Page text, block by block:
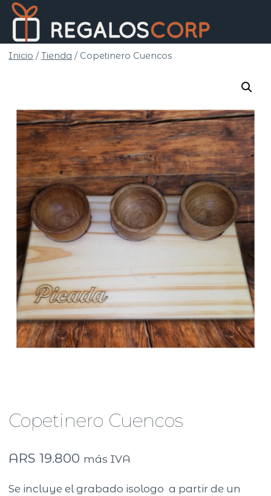
Saltar
contenido
Inicio / Tienda / Copetinero Cuencos
Copetinero Cuencos
ARS 19.800 más IVA
Se incluye el grabado isologo a partir de un